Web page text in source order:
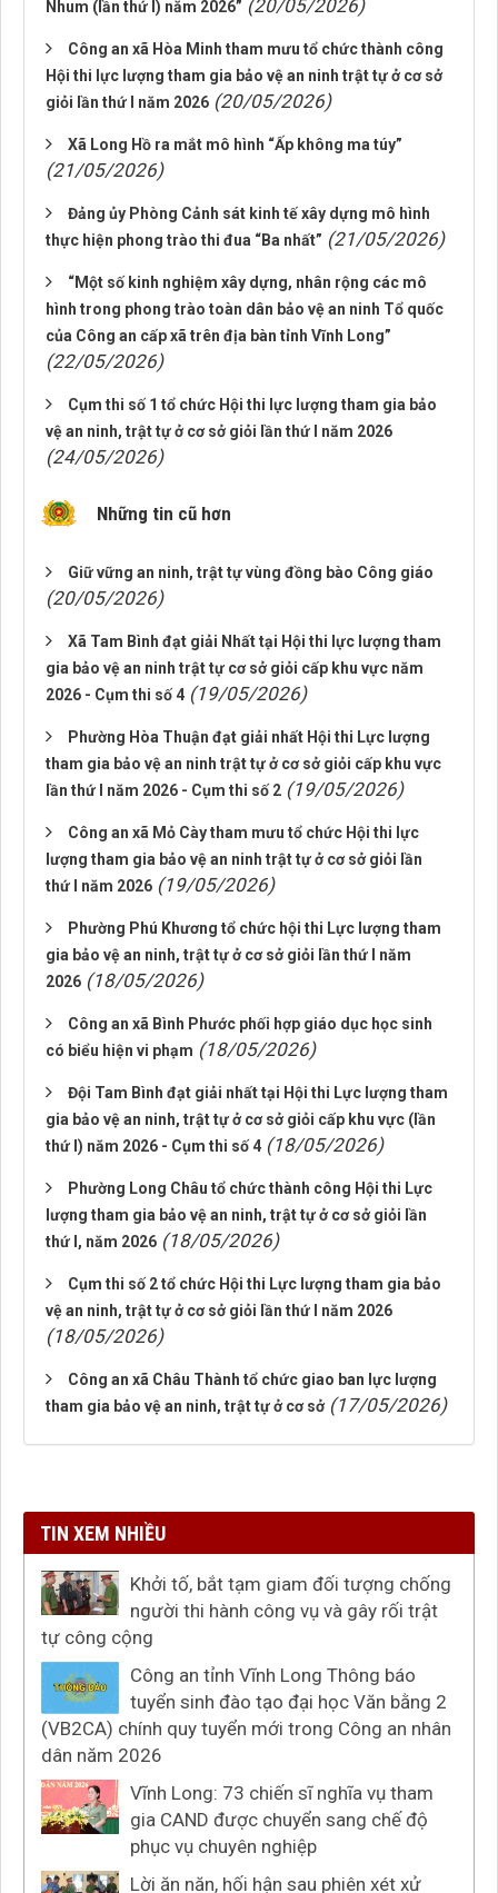
Nhum (lần thứ I) năm 2026” (20/05/2026)
Công an xã Hòa Minh tham mưu tổ chức thành công
Hội thi lực lượng tham gia bảo vệ an ninh trật tự ở cơ sở
giỏi lần thứ I năm 2026 (20/05/2026)
Xã Long Hồ ra mắt mô hình “Ấp không ma túy”
(21/05/2026)
Đảng ủy Phòng Cảnh sát kinh tế xây dựng mô hình
thực hiện phong trào thi đua “Ba nhất” (21/05/2026)
“Một số kinh nghiệm xây dựng, nhân rộng các mô
hình trong phong trào toàn dân bảo vệ an ninh Tổ quốc
của Công an cấp xã trên địa bàn tỉnh Vĩnh Long”
(22/05/2026)
Cụm thi số 1 tổ chức Hội thi lực lượng tham gia bảo
vệ an ninh, trật tự ở cơ sở giỏi lần thứ I năm 2026
(24/05/2026)
Những tin cũ hơn
Giữ vững an ninh, trật tự vùng đồng bào Công giáo
(20/05/2026)
Xã Tam Bình đạt giải Nhất tại Hội thi lực lượng tham
gia bảo vệ an ninh trật tự cơ sở giỏi cấp khu vực năm
2026 - Cụm thi số 4 (19/05/2026)
Phường Hòa Thuận đạt giải nhất Hội thi Lực lượng
tham gia bảo vệ an ninh trật tự ở cơ sở giỏi cấp khu vực
lần thứ I năm 2026 - Cụm thi số 2 (19/05/2026)
Công an xã Mỏ Cày tham mưu tổ chức Hội thi lực
lượng tham gia bảo vệ an ninh trật tự ở cơ sở giỏi lần
thứ I năm 2026 (19/05/2026)
Phường Phú Khương tổ chức hội thi Lực lượng tham
gia bảo vệ an ninh, trật tự ở cơ sở giỏi lần thứ I năm
2026 (18/05/2026)
Công an xã Bình Phước phối hợp giáo dục học sinh
có biểu hiện vi phạm (18/05/2026)
Đội Tam Bình đạt giải nhất tại Hội thi Lực lượng tham
gia bảo vệ an ninh, trật tự ở cơ sở giỏi cấp khu vực (lần
thứ I) năm 2026 - Cụm thi số 4 (18/05/2026)
Phường Long Châu tổ chức thành công Hội thi Lực
lượng tham gia bảo vệ an ninh, trật tự ở cơ sở giỏi lần
thứ I, năm 2026 (18/05/2026)
Cụm thi số 2 tổ chức Hội thi Lực lượng tham gia bảo
vệ an ninh, trật tự ở cơ sở giỏi lần thứ I năm 2026
(18/05/2026)
Công an xã Châu Thành tổ chức giao ban lực lượng
tham gia bảo vệ an ninh, trật tự ở cơ sở (17/05/2026)
TIN XEM NHIỀU
Khởi tố, bắt tạm giam đối tượng chống
người thi hành công vụ và gây rối trật
tự công cộng
Công an tỉnh Vĩnh Long Thông báo
tuyển sinh đào tạo đại học Văn bằng 2
(VB2CA) chính quy tuyển mới trong Công an nhân
dân năm 2026
Vĩnh Long: 73 chiến sĩ nghĩa vụ tham
gia CAND được chuyển sang chế độ
phục vụ chuyên nghiệp
Lời ăn năn, hối hận sau phiên xét xử